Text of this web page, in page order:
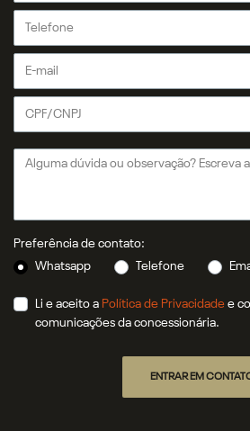
Preferência de contato:
Whatsapp
Telefone
Li e aceito a Política de Privacidade e
comunicações da concessionária.
ENTRAR EM